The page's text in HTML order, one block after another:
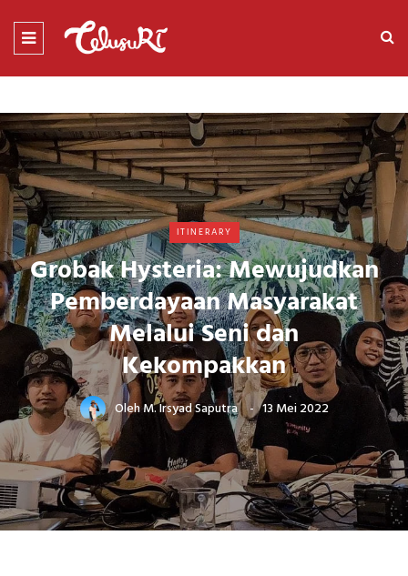
ITINERARY
Grobak Hysteria: Mewujudkan
Pemberdayaan Masyarakat
Melalui Seni dan
Kekompakkan
OlehM. Irsyad Saputra 13 Mei 2022